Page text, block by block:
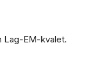
Lag-EM-kvalet.